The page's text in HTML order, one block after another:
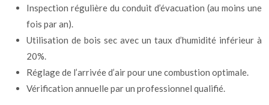
Inspection régulière du conduit d’évacuation (au moins une
fois par an).
Utilisation de bois sec avec un taux d’humidité inférieur à
20%.
Réglage de l’arrivée d’air pour une combustion optimale.
Vérification annuelle par un professionnel qualifié.